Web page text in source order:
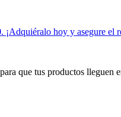
. ¡Adquiéralo hoy y asegure el
que tus productos lleguen